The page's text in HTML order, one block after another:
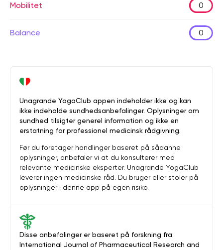
Mobilitet 0
Balance 0
Disse anbefalinger er baseret på forskning fra
International Journal of Pharmaceutical Research and
Unagrande YogaClub appen indeholder ikke og kan
ikke indeholde sundhedsanbefalinger. Oplysninger om
sundhed tilsigter generel information og ikke en
erstatning for professionel medicinsk rådgivning.
Før du foretager handlinger baseret på sådanne
oplysninger, anbefaler vi at du konsulterer med
relevante medicinske eksperter. Unagrande YogaClub
leverer ingen medicinske råd. Du bruger eller stoler på
oplysninger i denne app på egen risiko.